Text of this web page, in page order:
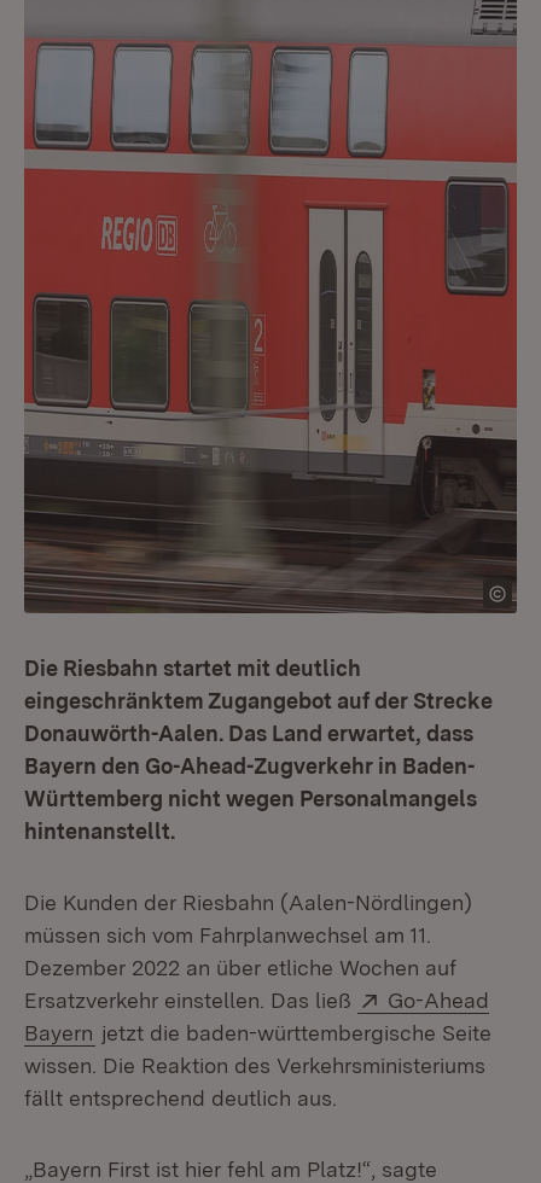
Die Riesbahn startet mit deutlich
eingeschränktem Zugangebot auf der Strecke
Donauwörth-Aalen. Das Land erwartet, dass
Bayern den Go-Ahead-Zugverkehr in Baden-
Württemberg nicht wegen Personalmangels
hintenanstellt.
Die Kunden der Riesbahn (Aalen-Nördlingen)
müssen sich vom Fahrplanwechsel am 11.
Dezember 2022 an über etliche Wochen auf
Ersatzverkehr einstellen. Das ließ
Extern:
Go-Ahead
Bayern (Öffnet in neuem Fenster)
jetzt die baden-württembergische Seite
wissen. Die Reaktion des Verkehrsministeriums
fällt entsprechend deutlich aus.
„Bayern First ist hier fehl am Platz!“, sagte